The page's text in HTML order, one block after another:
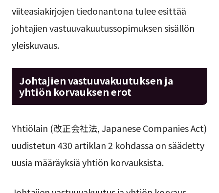
viiteasiakirjojen tiedonantona tulee esittää
johtajien vastuuvakuutussopimuksen sisällön
yleiskuvaus.
Johtajien vastuuvakuutuksen ja
yhtiön korvauksen erot
Yhtiölain (改正会社法, Japanese Companies Act)
uudistetun 430 artiklan 2 kohdassa on säädetty
uusia määräyksiä yhtiön korvauksista.